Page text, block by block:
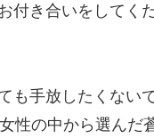
付き合いをしてく
も手放したくない
性の中から選んだ